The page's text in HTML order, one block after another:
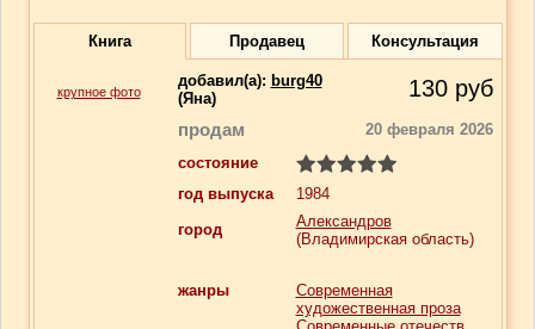
Книга Продавец Консультация
крупное фото
добавил(a): burg40
(Яна)
130 руб
продам
20 февраля 2026
состояние
год выпуска
1984
город
Александров
(Владимирская область)
жанры
Современная
художественная проза